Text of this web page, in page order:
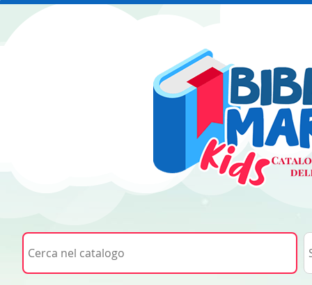
Cerca su "Cerca nel catalogo"